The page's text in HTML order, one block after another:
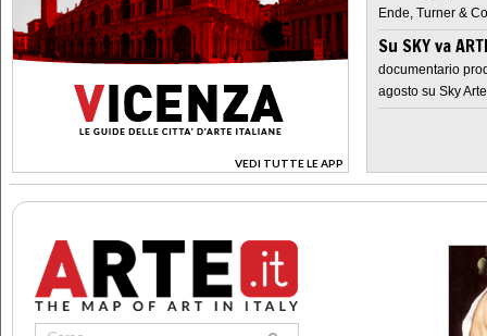
VEDI TUTTE LE APP
>
Ende, Turner &
Su SKY va
documentario
agosto su Sky Arte